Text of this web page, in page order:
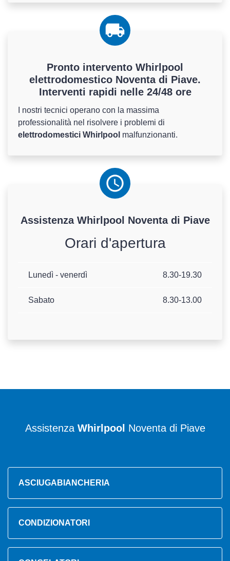
Pronto intervento Whirlpool
elettrodomestico Noventa di Piave.
Interventi rapidi nelle 24/48 ore
I nostri tecnici operano con la massima
professionalità nel risolvere i problemi di
elettrodomestici Whirlpool malfunzionanti.
Assistenza Whirlpool Noventa di Piave
Orari d'apertura
Lunedì - venerdì 8.30-19.30
Sabato 8.30-13.00
Assistenza Whirlpool Noventa di Piave
ASCIUGABIANCHERIA
CONDIZIONATORI